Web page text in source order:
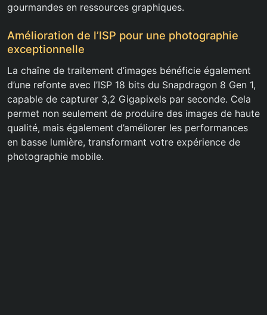
gourmandes en ressources graphiques.
Amélioration de l’ISP pour une photographie
exceptionnelle
La chaîne de traitement d’images bénéficie également
d’une refonte avec l’ISP 18 bits du Snapdragon 8 Gen 1,
capable de capturer 3,2 Gigapixels par seconde. Cela
permet non seulement de produire des images de haute
qualité, mais également d’améliorer les performances
en basse lumière, transformant votre expérience de
photographie mobile.